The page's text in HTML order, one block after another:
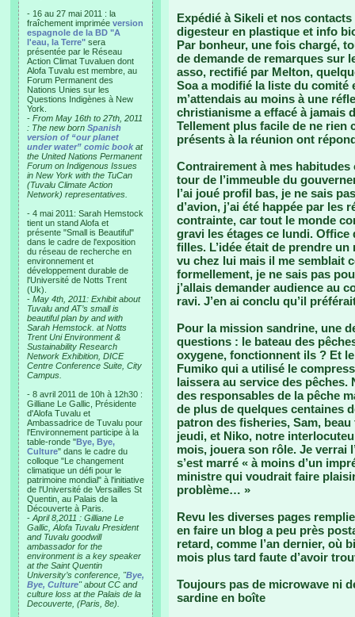
- 16 au 27 mai 2011 : la
fraîchement imprimée version
espagnole de la BD "A
l'eau, la Terre" sera
présentée par le Réseau
Action Climat Tuvaluen dont
Alofa Tuvalu est membre, au
Forum Permanent des
Nations Unies sur les
Questions Indigènes à New
York.
- From May 16th to 27th, 2011
: The new born Spanish
version of “our planet
under water” comic book at
the United Nations Permanent
Forum on Indigenous Issues
in New York with the TuCan
(Tuvalu Climate Action
Network) representatives.
- 4 mai 2011: Sarah Hemstock
tient un stand Alofa et
présente "Small is Beautiful"
dans le cadre de l'exposition
du réseau de recherche en
environnement et
développement durable de
l'Université de Notts Trent
(Uk).
- May 4th, 2011: Exhibit about
Tuvalu and AT’s small is
beautiful plan by and with
Sarah Hemstock. at Notts
Trent Uni Environment &
Sustainability Research
Network Exhibition, DICE
Centre Conference Suite, City
Campus.
- 8 avril 2011 de 10h à 12h30 :
Gilliane Le Gallic, Présidente
d'Alofa Tuvalu et
Ambassadrice de Tuvalu pour
l'Environnement participe à la
table-ronde "Bye, Bye,
Culture" dans le cadre du
colloque "Le changement
climatique un défi pour le
patrimoine mondial" à l'initiative
de l'Université de Versailles St
Quentin, au Palais de la
Découverte à Paris.
- April 8,2011 : Gilliane Le
Gallic, Alofa Tuvalu President
and Tuvalu goodwill
ambassador for the
environment is a key speaker
at the Saint Quentin
University’s conference, "Bye,
Bye, Culture" about CC and
culture loss at the Palais de la
Decouverte, (Paris, 8e).
Expédié à Sikeli et nos
digesteur en plastique et info
Par bonheur, une fois chargé,
de demande de remarques sur
asso, rectifié par Melton,
Soa a modifié la liste du comité
m’attendais au moins à une
christianisme a effacé à jamais
Tellement plus facile de ne rien
présents à la réunion ont
Contrairement à mes habitudes
tour de l’immeuble du
l’ai joué profil bas, je ne sais
d’avion, j’ai été happée par les
contrainte, car tout le monde
gravi les étages ce lundi. Office
filles. L’idée était de prendre
vu chez lui mais il me semblait
formellement, je ne sais pas
j’allais demander audience au
ravi. J’en ai conclu qu’il
Pour la mission sandrine, une
questions : le bateau des
oxygene, fonctionnent ils ? Et
Fumiko qui a utilisé le
laissera au service des pêches.
des responsables de la pêche
de plus de quelques centaines
patron des fisheries, Sam,
jeudi, et Niko, notre
mois, jouera son rôle. Je verrai
s’est marré « à moins d’un
ministre qui voudrait faire
problème… »
Revu les diverses pages
en faire un blog a peu près
retard, comme l’an dernier, où
mois plus tard faute d’avoir
Toujours pas de microwave ni
sardine en boîte